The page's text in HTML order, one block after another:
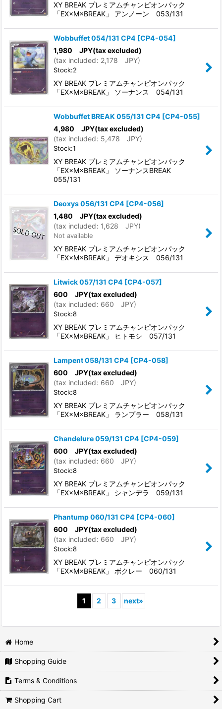
XY BREAK プレミアムチャンピオンパック
「EX×M×BREAK」 アンノーン 053/131
Wobbuffet 054/131 CP4 [CP4-054]
1,980 JPY(tax excluded)
(tax included: 2,178 JPY)
Stock:2
XY BREAK プレミアムチャンピオンパック
「EX×M×BREAK」 ソーナンス 054/131
Wobbuffet BREAK 055/131 CP4 [CP4-055]
4,980 JPY(tax excluded)
(tax included: 5,478 JPY)
Stock:1
XY BREAK プレミアムチャンピオンパック
「EX×M×BREAK」 ソーナンスBREAK
055/131
Deoxys 056/131 CP4 [CP4-056]
1,480 JPY(tax excluded)
(tax included: 1,628 JPY)
Not available
XY BREAK プレミアムチャンピオンパック
「EX×M×BREAK」 デオキシス 056/131
Litwick 057/131 CP4 [CP4-057]
600 JPY(tax excluded)
(tax included: 660 JPY)
Stock:8
XY BREAK プレミアムチャンピオンパック
「EX×M×BREAK」 ヒトモシ 057/131
Lampent 058/131 CP4 [CP4-058]
600 JPY(tax excluded)
(tax included: 660 JPY)
Stock:8
XY BREAK プレミアムチャンピオンパック
「EX×M×BREAK」 ランプラー 058/131
Chandelure 059/131 CP4 [CP4-059]
600 JPY(tax excluded)
(tax included: 660 JPY)
Stock:8
XY BREAK プレミアムチャンピオンパック
「EX×M×BREAK」 シャンデラ 059/131
Phantump 060/131 CP4 [CP4-060]
600 JPY(tax excluded)
(tax included: 660 JPY)
Stock:8
XY BREAK プレミアムチャンピオンパック
「EX×M×BREAK」 ボクレー 060/131
1 2 3 next»
Home
Shopping Guide
Terms & Conditions
Shopping Cart